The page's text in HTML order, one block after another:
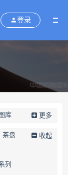
登录
库 更多
茶盘
列
收起